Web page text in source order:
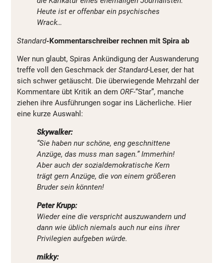
Heute ist er offenbar ein psychisches
Wrack…
Standard-Kommentarschreiber rechnen mit Spira ab
Wer nun glaubt, Spiras Ankündigung der Auswanderung
treffe voll den Geschmack der Standard-Leser, der hat
sich schwer getäuscht. Die überwiegende Mehrzahl der
Kommentare übt Kritik an dem ORF-“Star”, manche
ziehen ihre Ausführungen sogar ins Lächerliche. Hier
eine kurze Auswahl:
Skywalker:
“Sie haben nur schöne, eng geschnittene
Anzüge, das muss man sagen.” Immerhin!
Aber auch der sozialdemokratische Kern
trägt gern Anzüge, die von einem größeren
Bruder sein könnten!
Peter Krupp:
Wieder eine die verspricht auszuwandern und
dann wie üblich niemals auch nur eins ihrer
Privilegien aufgeben würde.
mikky: